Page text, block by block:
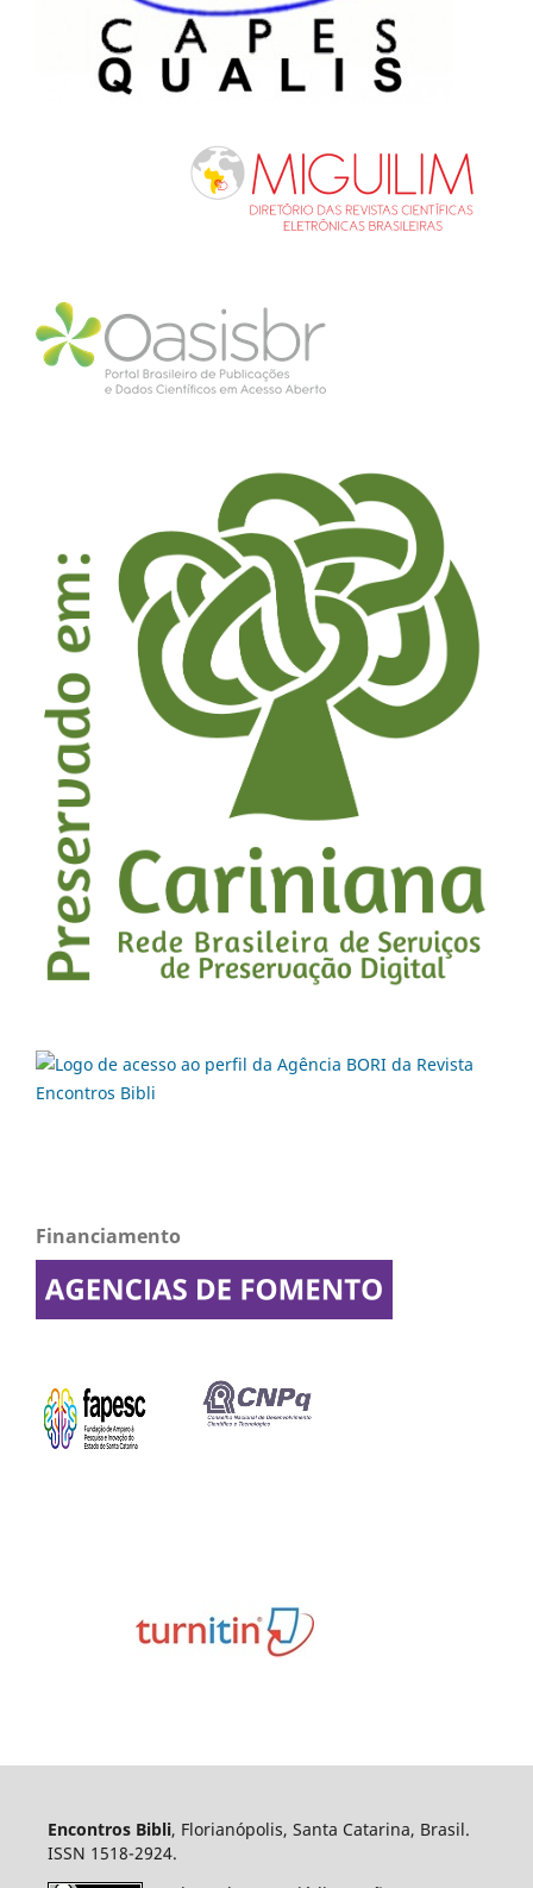
Financiamento
Encontros Bibli, Florianópolis, Santa Catarina, Brasil.
ISSN 1518-2924.